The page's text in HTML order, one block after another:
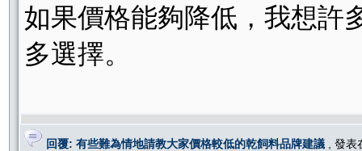
如果價格能夠降低，我想許
多選擇。
回覆: 有些難為情地請教大家價格較低的乾飼料品牌建議 , 發